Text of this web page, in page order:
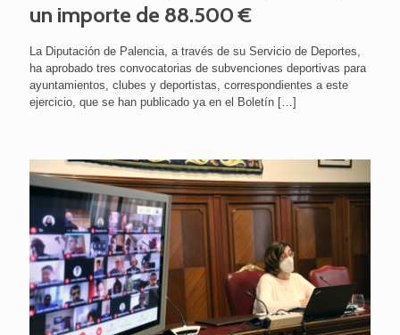
un importe de 88.500 €
La Diputación de Palencia, a través de su Servicio de Deportes,
ha aprobado tres convocatorias de subvenciones deportivas para
ayuntamientos, clubes y deportistas, correspondientes a este
ejercicio, que se han publicado ya en el Boletín […]